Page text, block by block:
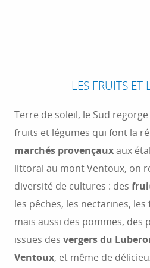
Fruits & légumes
2 Fleurs & plantes
3 Huiles
Vins, bières & spiritueux
5 Produits des élevages
6 Epicerie
LES FRUITS ET
Terre de soleil, le Sud
fruits et légumes qui font la
marchés provençauxaux
littoral au mont Ventoux, on
diversité de cultures : des
les pêches, les nectarines,
mais aussi des pommes, des
issues des vergers du
Ventoux, et même de